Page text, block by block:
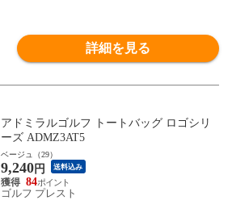
詳細を見る
アドミラルゴルフ トートバッグ ロゴシリ
ーズ ADMZ3AT5
ベージュ（29）
9,240円 送料込み
84
ゴルフ プレスト